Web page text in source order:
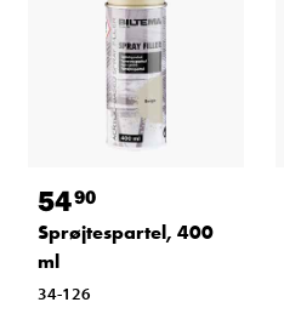
5490
Sprøjtespartel, 400
ml
34-126